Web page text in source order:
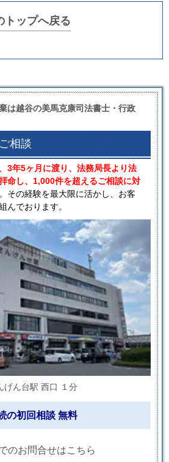
トップへ戻る
は越谷の美馬克康司法書士・行政
相談
3年5ヶ月に渡り、法務局長より法
命し、1,000件を超えるご相談に対
その経験を最大限に活かし、お客
んでおります。
げん台駅 西口 １分
の初回相談 無料
のお問合せはこちら